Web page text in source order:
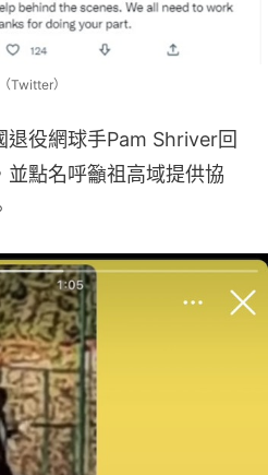
Twitter）
役網球手Pam Shriver回
點名呼籲祖高域提供協